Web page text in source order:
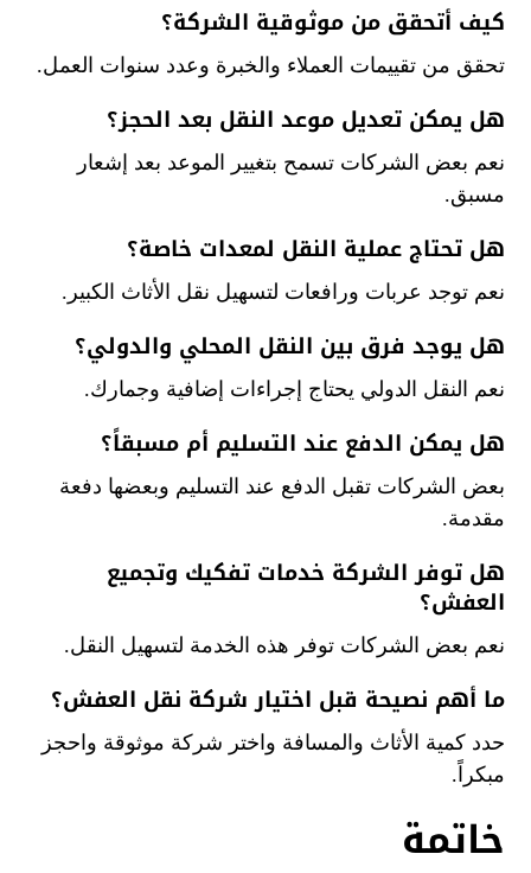
كيف أتحقق من موثوقية الشركة؟
تحقق من تقييمات العملاء والخبرة وعدد سنوات العمل.
هل يمكن تعديل موعد النقل بعد الحجز؟
نعم بعض الشركات تسمح بتغيير الموعد بعد إشعار
مسبق.
هل تحتاج عملية النقل لمعدات خاصة؟
نعم توجد عربات ورافعات لتسهيل نقل الأثاث الكبير.
هل يوجد فرق بين النقل المحلي والدولي؟
نعم النقل الدولي يحتاج إجراءات إضافية وجمارك.
هل يمكن الدفع عند التسليم أم مسبقاً؟
بعض الشركات تقبل الدفع عند التسليم وبعضها دفعة
مقدمة.
هل توفر الشركة خدمات تفكيك وتجميع
العفش؟
نعم بعض الشركات توفر هذه الخدمة لتسهيل النقل.
ما أهم نصيحة قبل اختيار شركة نقل العفش؟
حدد كمية الأثاث والمسافة واختر شركة موثوقة واحجز
مبكراً.
خاتمة